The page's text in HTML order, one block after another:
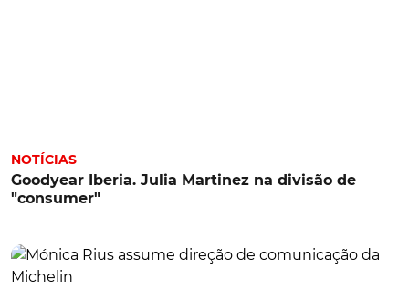
NOTÍCIAS
Goodyear Iberia. Julia Martinez na divisão de
"consumer"